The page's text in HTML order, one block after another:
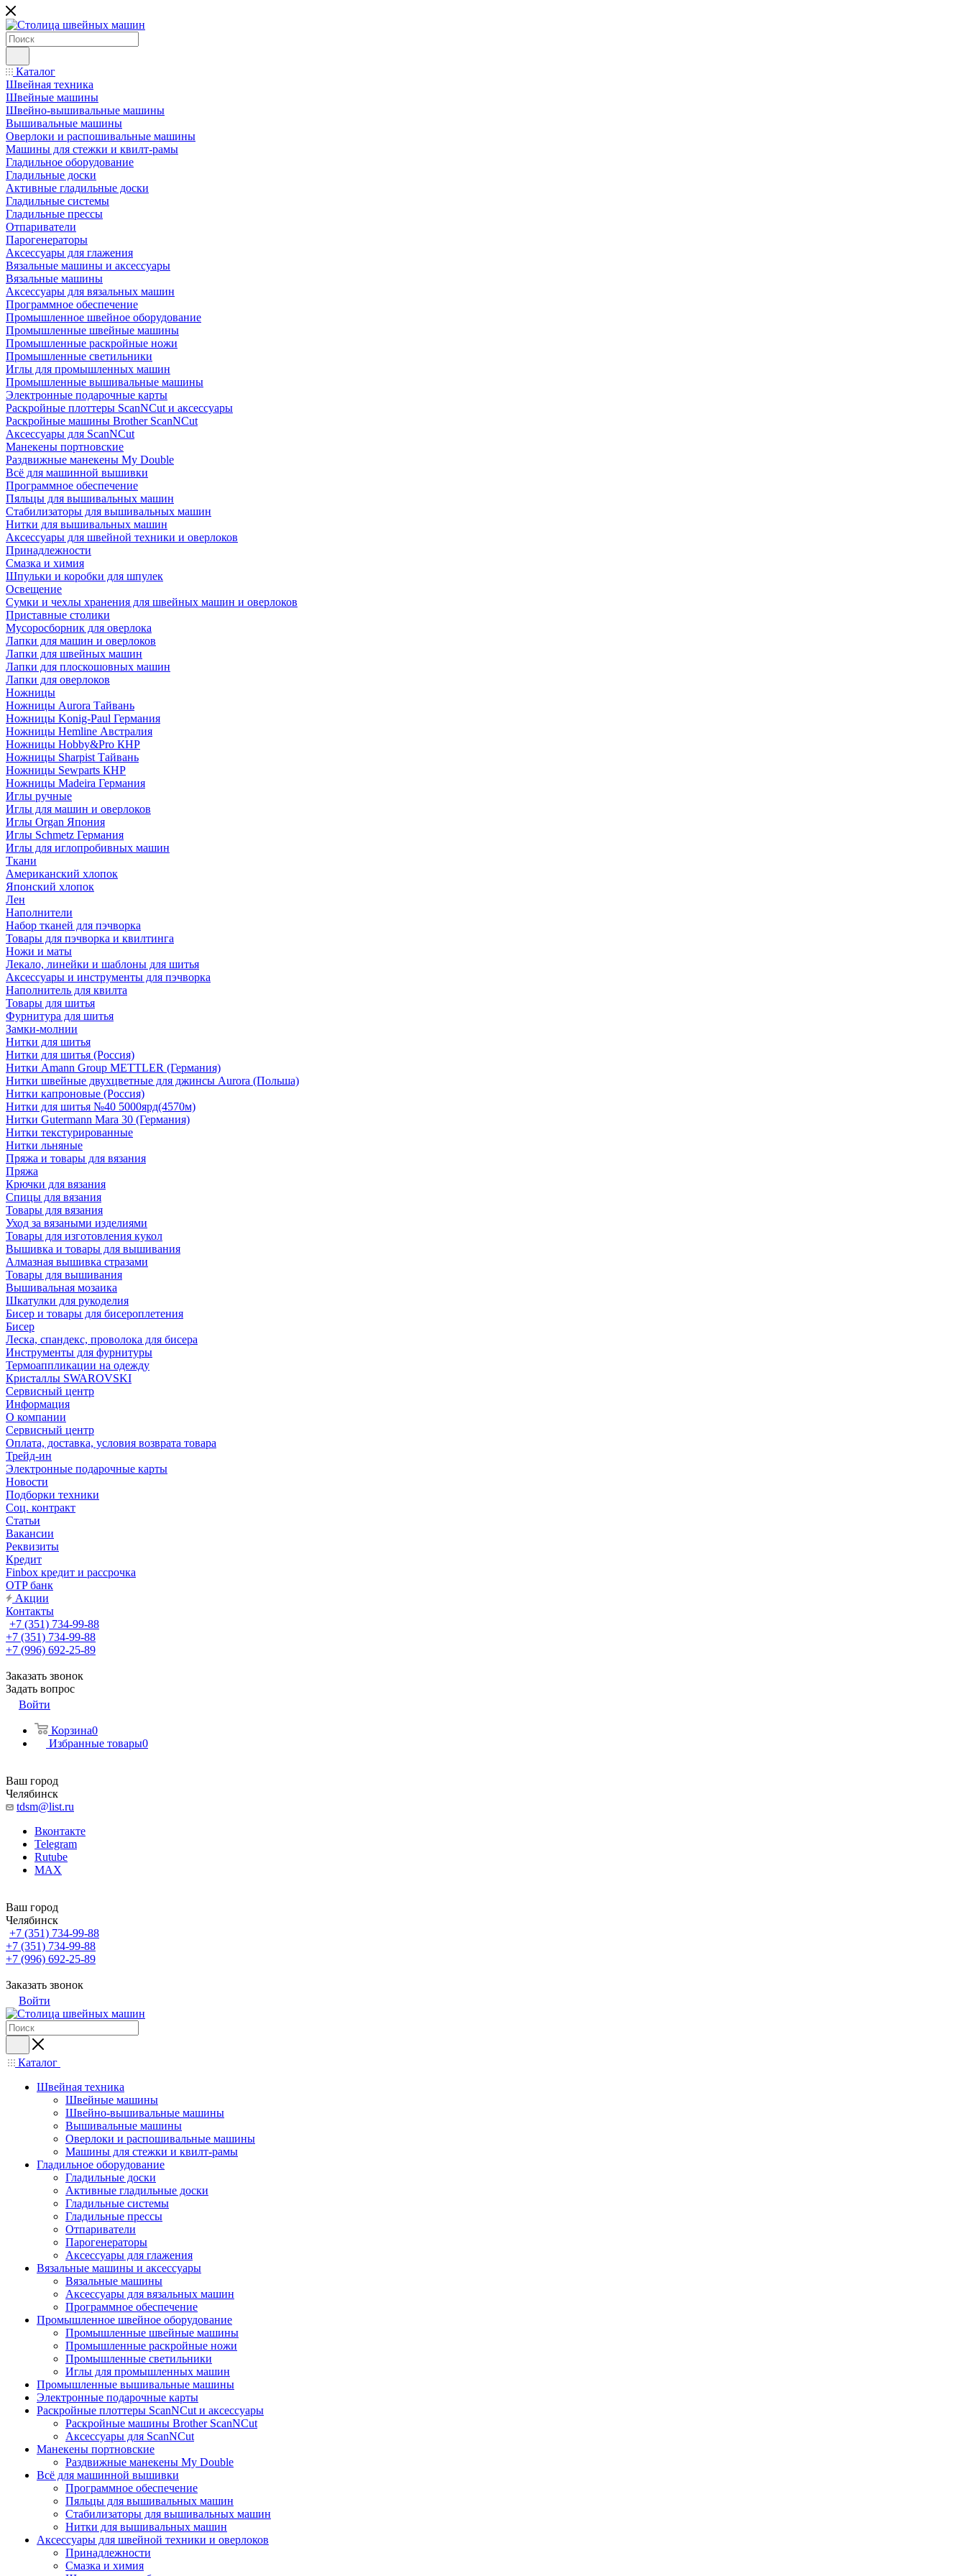
Каталог
Швейная техника
Швейные машины
Швейно-вышивальные машины
Вышивальные машины
Оверлоки и распошивальные машины
Машины для стежки и квилт-рамы
Гладильное оборудование
Гладильные доски
Активные гладильные доски
Гладильные системы
Гладильные прессы
Отпариватели
Парогенераторы
Аксессуары для глажения
Вязальные машины и аксессуары
Вязальные машины
Аксессуары для вязальных машин
Программное обеспечение
Промышленное швейное оборудование
Промышленные швейные машины
Промышленные раскройные ножи
Промышленные светильники
Иглы для промышленных машин
Промышленные вышивальные машины
Электронные подарочные карты
Раскройные плоттеры ScanNCut и аксессуары
Раскройные машины Brother ScanNCut
Аксессуары для ScanNCut
Манекены портновские
Раздвижные манекены My Double
Всё для машинной вышивки
Программное обеспечение
Пяльцы для вышивальных машин
Стабилизаторы для вышивальных машин
Нитки для вышивальных машин
Аксессуары для швейной техники и оверлоков
Принадлежности
Смазка и химия
Шпульки и коробки для шпулек
Освещение
Сумки и чехлы хранения для швейных машин и оверлоков
Приставные столики
Мусоросборник для оверлока
Лапки для машин и оверлоков
Лапки для швейных машин
Лапки для плоскошовных машин
Лапки для оверлоков
Ножницы
Ножницы Aurora Тайвань
Ножницы Konig-Paul Германия
Ножницы Hemline Австралия
Ножницы Hobby&Pro КНР
Ножницы Sharpist Тайвань
Ножницы Sewparts КНР
Ножницы Madeira Германия
Иглы ручные
Иглы для машин и оверлоков
Иглы Organ Япония
Иглы Schmetz Германия
Иглы для иглопробивных машин
Ткани
Американский хлопок
Японский хлопок
Лен
Наполнители
Набор тканей для пэчворка
Товары для пэчворка и квилтинга
Ножи и маты
Лекало, линейки и шаблоны для шитья
Аксессуары и инструменты для пэчворка
Наполнитель для квилта
Товары для шитья
Фурнитура для шитья
Замки-молнии
Нитки для шитья
Нитки для шитья (Россия)
Нитки Amann Group METTLER (Германия)
Нитки швейные двухцветные для джинсы Aurora (Польша)
Нитки капроновые (Россия)
Нитки для шитья №40 5000ярд(4570м)
Нитки Gutermann Mara 30 (Германия)
Нитки текстурированные
Нитки льняные
Пряжа и товары для вязания
Пряжа
Крючки для вязания
Спицы для вязания
Товары для вязания
Уход за вязаными изделиями
Товары для изготовления кукол
Вышивка и товары для вышивания
Алмазная вышивка стразами
Товары для вышивания
Вышивальная мозаика
Шкатулки для рукоделия
Бисер и товары для бисероплетения
Бисер
Леска, спандекс, проволока для бисера
Инструменты для фурнитуры
Термоаппликации на одежду
Кристаллы SWAROVSKI
Сервисный центр
Информация
О компании
Сервисный центр
Оплата, доставка, условия возврата товара
Трейд-ин
Электронные подарочные карты
Новости
Подборки техники
Соц. контракт
Статьи
Вакансии
Реквизиты
Кредит
Finbox кредит и рассрочка
OTP банк
Акции
Контакты
+7 (351) 734-99-88
+7 (351) 734-99-88
+7 (996) 692-25-89
Заказать звонок
Задать вопрос
Войти
Корзина0
Избранные товары0
Ваш город
Челябинск
tdsm@list.ru
Вконтакте
Telegram
Rutube
MAX
Ваш город
Челябинск
+7 (351) 734-99-88
+7 (351) 734-99-88
+7 (996) 692-25-89
Заказать звонок
Войти
Каталог
Швейная техника
Швейные машины
Швейно-вышивальные машины
Вышивальные машины
Оверлоки и распошивальные машины
Машины для стежки и квилт-рамы
Гладильное оборудование
Гладильные доски
Активные гладильные доски
Гладильные системы
Гладильные прессы
Отпариватели
Парогенераторы
Аксессуары для глажения
Вязальные машины и аксессуары
Вязальные машины
Аксессуары для вязальных машин
Программное обеспечение
Промышленное швейное оборудование
Промышленные швейные машины
Промышленные раскройные ножи
Промышленные светильники
Иглы для промышленных машин
Промышленные вышивальные машины
Электронные подарочные карты
Раскройные плоттеры ScanNCut и аксессуары
Раскройные машины Brother ScanNCut
Аксессуары для ScanNCut
Манекены портновские
Раздвижные манекены My Double
Всё для машинной вышивки
Программное обеспечение
Пяльцы для вышивальных машин
Стабилизаторы для вышивальных машин
Нитки для вышивальных машин
Аксессуары для швейной техники и оверлоков
Принадлежности
Смазка и химия